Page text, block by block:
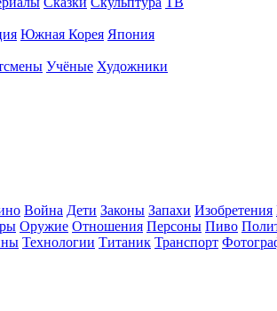
Южная Корея Япония
Учёные Художники
Война Дети Законы Запахи Изобретения
Оружие Отношения Персоны Пиво
Технологии Титаник Транспорт